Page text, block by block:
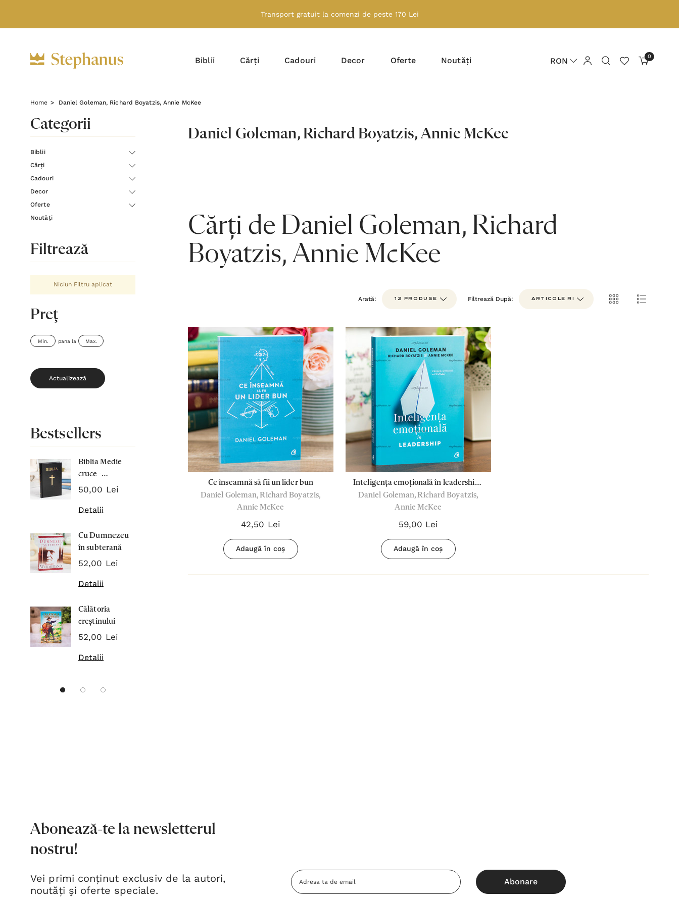
Transport gratuit la comenzi de peste 170 Lei
Biblii Cărți Cadouri Decor Oferte Noutăți RON 0
Home Daniel Goleman, Richard Boyatzis, Annie McKee
Categorii
Biblii
Cărți
Cadouri
Decor
Oferte
Noutăți
Filtrează
Niciun Filtru aplicat
Preţ
pana la
Actualizează
Bestsellers
Biblia Medie
cruce -
Cartonata 063
50,00 Lei
Detalii
Cu Dumnezeu
în subterană
52,00 Lei
Detalii
Călătoria
creștinului
52,00 Lei
Detalii
Inima Omului
7,00 Lei
Detalii
Biblia pentru
femei Crem
180,00 Lei
povestește
despre Isus -
Daniel Goleman, Richard Boyatzis, Annie McKee
Cărți de Daniel Goleman, Richard
Boyatzis, Annie McKee
Arată: Filtrează După:
Ce înseamnă să fii un lider bun
Daniel Goleman, Richard Boyatzis,
Annie McKee
42,50 Lei
Adaugă în coș
Inteligența emoțională în leadership -
Revizuită și adaugită
Daniel Goleman, Richard Boyatzis,
Annie McKee
59,00 Lei
Adaugă în coș
Abonează-te la newsletterul
nostru!
Vei primi conținut exclusiv de la autori,
noutăți şi oferte speciale.
Adresa
Email